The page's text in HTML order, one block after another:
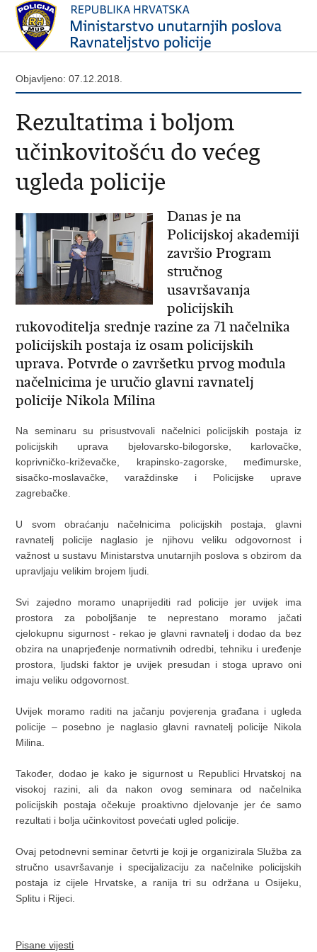
Objavljeno: 07.12.2018.
Rezultatima i boljom
učinkovitošću do većeg
ugleda policije
Danas je na
Policijskoj akademiji
završio Program
stručnog
usavršavanja
policijskih
rukovoditelja srednje razine za 71 načelnika
policijskih postaja iz osam policijskih
uprava. Potvrde o završetku prvog modula
načelnicima je uručio glavni ravnatelj
policije Nikola Milina
Na seminaru su prisustvovali načelnici policijskih postaja iz
policijskih uprava bjelovarsko-bilogorske, karlovačke,
koprivničko-križevačke, krapinsko-zagorske, međimurske,
sisačko-moslavačke, varaždinske i Policijske uprave
zagrebačke.
U svom obraćanju načelnicima policijskih postaja, glavni
ravnatelj policije naglasio je njihovu veliku odgovornost i
važnost u sustavu Ministarstva unutarnjih poslova s obzirom da
upravljaju velikim brojem ljudi.
Svi zajedno moramo unaprijediti rad policije jer uvijek ima
prostora za poboljšanje te neprestano moramo jačati
cjelokupnu sigurnost - rekao je glavni ravnatelj i dodao da bez
obzira na unaprjeđenje normativnih odredbi, tehniku i uređenje
prostora, ljudski faktor je uvijek presudan i stoga upravo oni
imaju veliku odgovornost.
Uvijek moramo raditi na jačanju povjerenja građana i ugleda
policije – posebno je naglasio glavni ravnatelj policije Nikola
Milina.
Također, dodao je kako je sigurnost u Republici Hrvatskoj na
visokoj razini, ali da nakon ovog seminara od načelnika
policijskih postaja očekuje proaktivno djelovanje jer će samo
rezultati i bolja učinkovitost povećati ugled policije.
Ovaj petodnevni seminar četvrti je koji je organizirala Služba za
stručno usavršavanje i specijalizaciju za načelnike policijskih
postaja iz cijele Hrvatske, a ranija tri su održana u Osijeku,
Splitu i Rijeci.
Pisane vijesti